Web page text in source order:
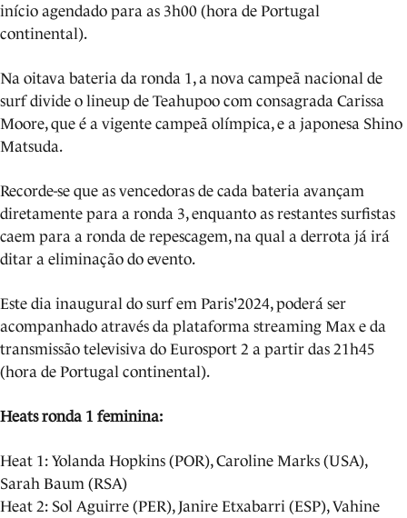
início agendado para as 3h00 (hora de Portugal
continental).
Na oitava bateria da ronda 1, a nova campeã nacional de
surf divide o lineup de Teahupoo com consagrada Carissa
Moore, que é a vigente campeã olímpica, e a japonesa Shino
Matsuda.
Recorde-se que as vencedoras de cada bateria avançam
diretamente para a ronda 3, enquanto as restantes surfistas
caem para a ronda de repescagem, na qual a derrota já irá
ditar a eliminação do evento.
Este dia inaugural do surf em Paris'2024, poderá ser
acompanhado através da plataforma streaming Max e da
transmissão televisiva do Eurosport 2 a partir das 21h45
(hora de Portugal continental).
Heats ronda 1 feminina:
Heat 1: Yolanda Hopkins (POR), Caroline Marks (USA),
Sarah Baum (RSA)
Heat 2: Sol Aguirre (PER), Janire Etxabarri (ESP), Vahine